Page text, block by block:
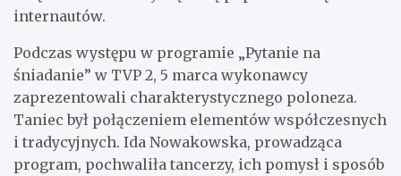
internautów.
Podczas występu w programie „Pytanie na
śniadanie” w TVP 2, 5 marca wykonawcy
zaprezentowali charakterystycznego poloneza.
Taniec był połączeniem elementów współczesnych
i tradycyjnych. Ida Nowakowska, prowadząca
program, pochwaliła tancerzy, ich pomysł i sposób